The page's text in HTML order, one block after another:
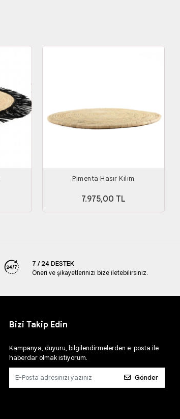
Pimenta Hasır Kilim
7.975,00 TL
7 / 24 DESTEK
Öneri ve şikayetlerinizi bize iletebilirsiniz.
Bizi Takip Edin
Kampanya, duyuru, bilgilendirmelerden e-posta ile
haberdar olmak istiyorum.
Gönder